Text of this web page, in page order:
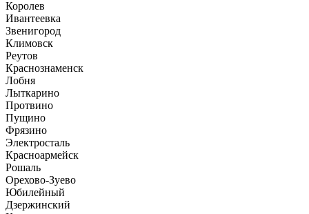
Королев
Ивантеевка
Звенигород
Климовск
Реутов
Краснознаменск
Лобня
Лыткарино
Протвино
Пущино
Фрязино
Электросталь
Красноармейск
Рошаль
Орехово-Зуево
Юбилейный
Дзержинский